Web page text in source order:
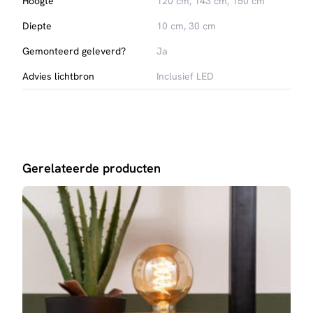
Diepte
10 cm, 30 cm
Gemonteerd geleverd?
Ja
Advies lichtbron
Inclusief LED
Gerelateerde producten